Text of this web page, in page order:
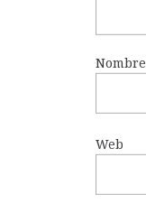
Nombre
Web